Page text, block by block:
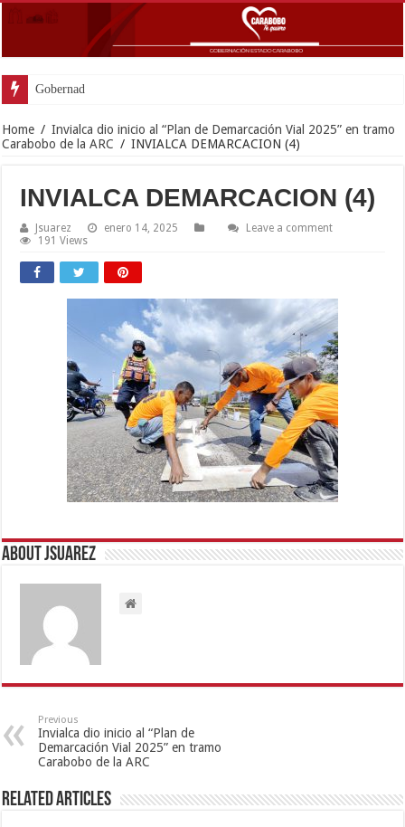
Gobernador Lacava anunci
Home / Invialca dio inicio al “Plan de Demarcación Vial 2025” en tramo
Carabobo de la ARC / INVIALCA DEMARCACION (4)
INVIALCA DEMARCACION (4)
Jsuarez enero 14, 2025
Leave a comment
191 Views
About Jsuarez
Previous
Invialca dio inicio al “Plan de
Demarcación Vial 2025” en tramo
Carabobo de la ARC
Related Articles